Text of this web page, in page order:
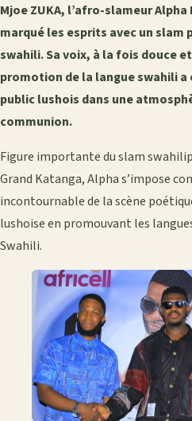
Mjoe ZUKA, l’afro-slameur Alpha
marqué les esprits avec un slam
swahili. Sa voix, à la fois douce
promotion de la langue swahili a
public lushois dans une
communion.
Figure importante du slam
Grand Katanga, Alpha s’impose
incontournable de la scène
lushoise en promouvant les
Swahili.